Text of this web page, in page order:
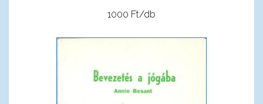
1000 Ft/db